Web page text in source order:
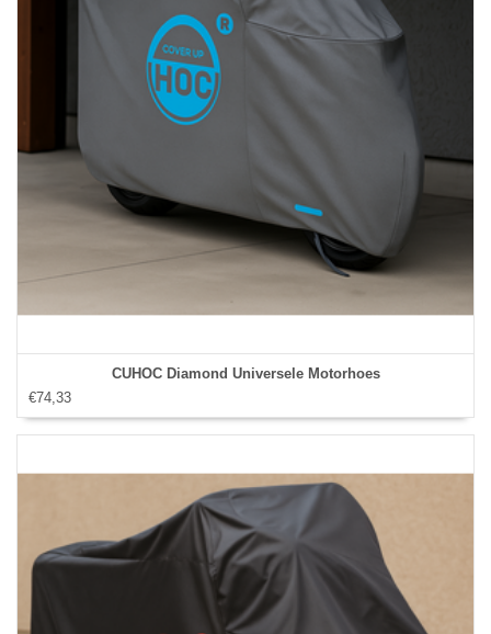
CUHOC Diamond Universele Motorhoes
€74,33